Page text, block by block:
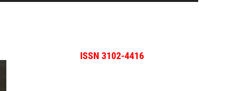
ISSN 3102-4416